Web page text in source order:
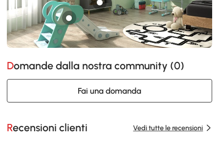
Domande dalla nostra community (0)
Fai una domanda
Recensioni clienti Vedi tutte le recensioni